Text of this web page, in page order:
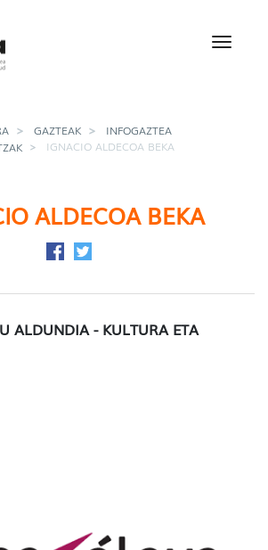
Beka
GAZTEAK
INFOGAZTEA
IGNACIO ALDECOA BEKA
ALDECOA BEKA
Facebook-en partekatu
Twitter-en partekatu
ALDUNDIA - KULTURA ETA